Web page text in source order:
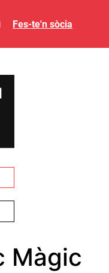
Fes-te'n sòcia
Màgic